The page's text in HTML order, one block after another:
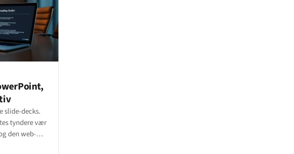
slide-decks.
tyndere vær
den web-